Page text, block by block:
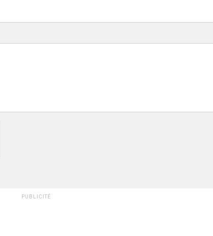
PUBLICITÉ